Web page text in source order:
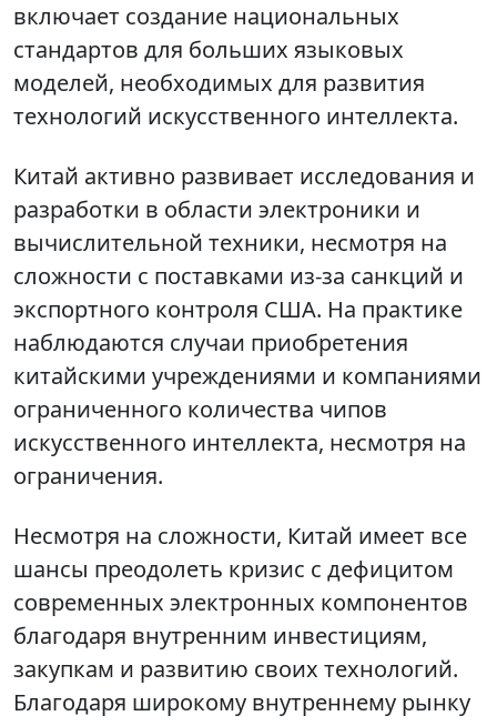
включает создание национальных
стандартов для больших языковых
моделей, необходимых для развития
технологий искусственного интеллекта.
Китай активно развивает исследования и
разработки в области электроники и
вычислительной техники, несмотря на
сложности с поставками из-за санкций и
экспортного контроля США. На практике
наблюдаются случаи приобретения
китайскими учреждениями и компаниями
ограниченного количества чипов
искусственного интеллекта, несмотря на
ограничения.
Несмотря на сложности, Китай имеет все
шансы преодолеть кризис с дефицитом
современных электронных компонентов
благодаря внутренним инвестициям,
закупкам и развитию своих технологий.
Благодаря широкому внутреннему рынку